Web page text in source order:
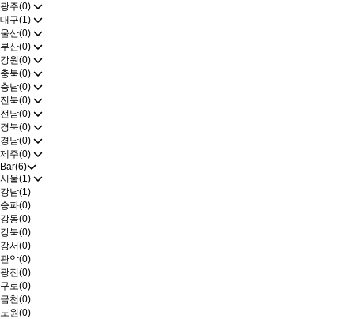
광주(0)
대구(1)
울산(0)
부산(0)
강원(0)
충북(0)
충남(0)
전북(0)
전남(0)
경북(0)
경남(0)
제주(0)
Bar(6)
서울(1)
강남(1)
송파(0)
강동(0)
강북(0)
강서(0)
관악(0)
광진(0)
구로(0)
금천(0)
노원(0)